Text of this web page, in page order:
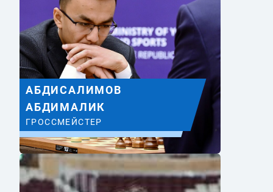
АБДИСАЛИМОВ
АБДИМАЛИК
ГРОССМЕЙСТЕР